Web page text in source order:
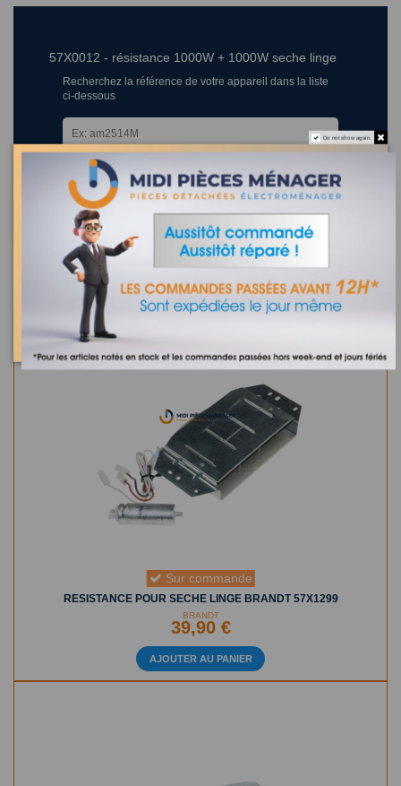
57X0012 - résistance 1000W + 1000W seche linge
Recherchez la référence de votre appareil dans la liste
ci-dessous
Où trouver la référence de mon appareil ?
0 appareil compatible.
Dans la même catégorie
Sur commande
RESISTANCE POUR SECHE LINGE BRANDT 57X1299
BRANDT
39,90 €
AJOUTER AU PANIER
Do not show again.